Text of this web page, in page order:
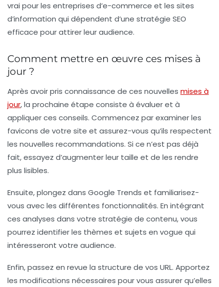
vrai pour les entreprises d’e-commerce et les sites
d’information qui dépendent d’une stratégie SEO
efficace pour attirer leur audience.
Comment mettre en œuvre ces mises à
jour ?
Après avoir pris connaissance de ces nouvelles mises à
jour, la prochaine étape consiste à évaluer et à
appliquer ces conseils. Commencez par examiner les
favicons de votre site et assurez-vous qu’ils respectent
les nouvelles recommandations. Si ce n’est pas déjà
fait, essayez d’augmenter leur taille et de les rendre
plus lisibles.
Ensuite, plongez dans Google Trends et familiarisez-
vous avec les différentes fonctionnalités. En intégrant
ces analyses dans votre stratégie de contenu, vous
pourrez identifier les thèmes et sujets en vogue qui
intéresseront votre audience.
Enfin, passez en revue la structure de vos URL. Apportez
les modifications nécessaires pour vous assurer qu’elles